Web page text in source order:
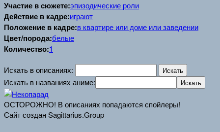
Участие в сюжете:эпизодические роли
Действие в кадре:играют
Положение в кадре:в квартире или доме или заведении
Цвет/порода:белые
Количество:1
Искать в описаниях:
Искать в названиях аниме:
ОСТОРОЖНО! В описаниях попадаются спойлеры!
Сайт создан Sagittarius.Group